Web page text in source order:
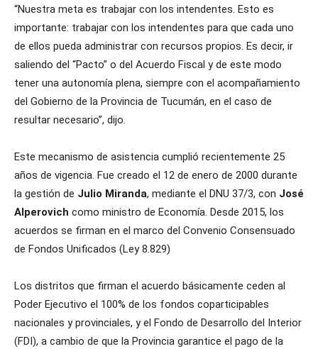
“Nuestra meta es trabajar con los intendentes. Esto es
importante: trabajar con los intendentes para que cada uno
de ellos pueda administrar con recursos propios. Es decir, ir
saliendo del “Pacto” o del Acuerdo Fiscal y de este modo
tener una autonomía plena, siempre con el acompañamiento
del Gobierno de la Provincia de Tucumán, en el caso de
resultar necesario”, dijo.
Este mecanismo de asistencia cumplió recientemente 25
años de vigencia. Fue creado el 12 de enero de 2000 durante
la gestión de Julio Miranda, mediante el DNU 37/3, con José
Alperovich como ministro de Economía. Desde 2015, los
acuerdos se firman en el marco del Convenio Consensuado
de Fondos Unificados (Ley 8.829)
Los distritos que firman el acuerdo básicamente ceden al
Poder Ejecutivo el 100% de los fondos coparticipables
nacionales y provinciales, y el Fondo de Desarrollo del Interior
(FDI), a cambio de que la Provincia garantice el pago de la